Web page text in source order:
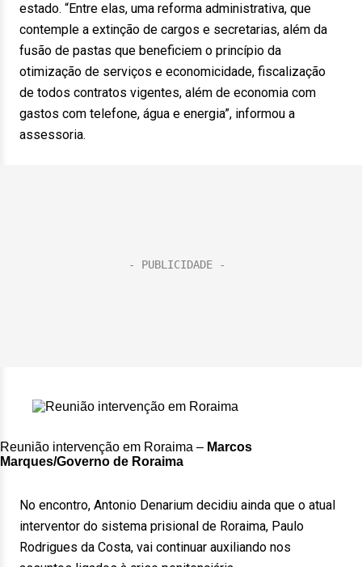
estado. “Entre elas, uma reforma administrativa, que
contemple a extinção de cargos e secretarias, além da
fusão de pastas que beneficiem o princípio da
otimização de serviços e economicidade, fiscalização
de todos contratos vigentes, além de economia com
gastos com telefone, água e energia”, informou a
assessoria.
Reunião intervenção em Roraima – Marcos
Marques/Governo de Roraima
No encontro, Antonio Denarium decidiu ainda que o atual
interventor do sistema prisional de Roraima, Paulo
Rodrigues da Costa, vai continuar auxiliando nos